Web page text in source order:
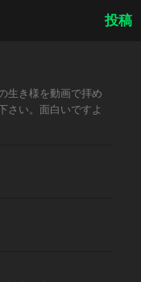
投稿
生き様を動画で拝め
さい。面白いですよ